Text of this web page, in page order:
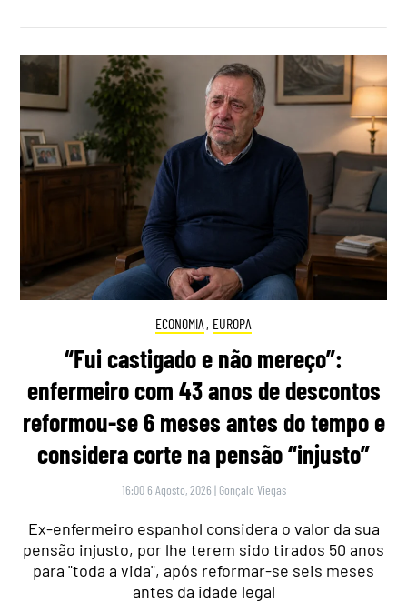
ECONOMIA , EUROPA
“Fui castigado e não mereço”:
enfermeiro com 43 anos de descontos
reformou-se 6 meses antes do tempo e
considera corte na pensão “injusto”
16:00 6 Agosto, 2026 | Gonçalo Viegas
Ex-enfermeiro espanhol considera o valor da sua
pensão injusto, por lhe terem sido tirados 50 anos
para "toda a vida", após reformar-se seis meses
antes da idade legal